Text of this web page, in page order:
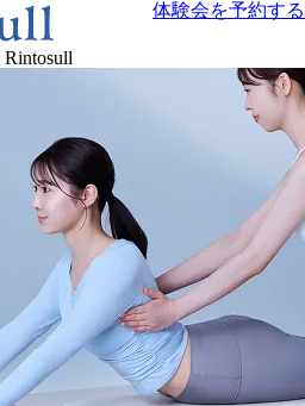
Rintosull
体験会を予約する